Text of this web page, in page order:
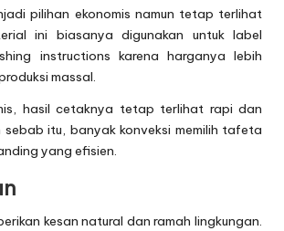
pilihan ekonomis namun tetap terlihat
ini biasanya digunakan untuk label
instructions karena harganya lebih
massal.
hasil cetaknya tetap terlihat rapi dan
sebab itu, banyak konveksi memilih tafeta
yang efisien.
kesan natural dan ramah lingkungan.